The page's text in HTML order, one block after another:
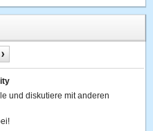
und diskutiere mit anderen